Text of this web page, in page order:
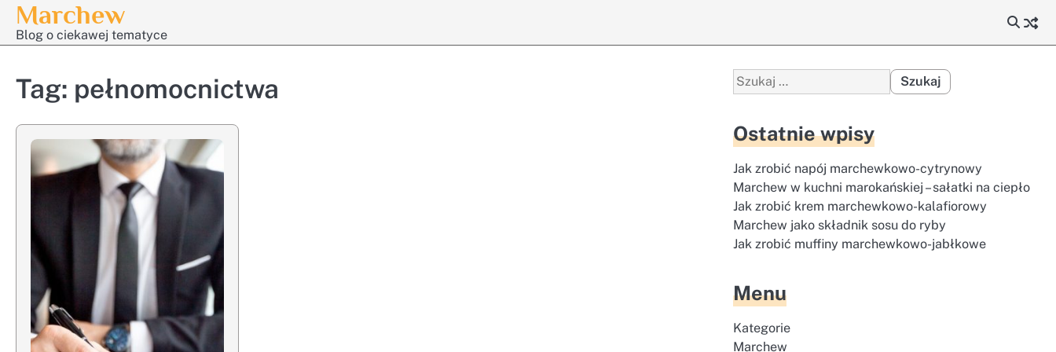
Skip
content
Marchew
Blog o ciekawej tematyce
Tag: pełnomocnictwa Szukaj:
Ostatnie wpisy
Jak zrobić napój marchewkowo-cytrynowy
Marchew w kuchni marokańskiej – sałatki na ciepło
Jak zrobić krem marchewkowo-kalafiorowy
Marchew jako składnik sosu do ryby
Jak zrobić muffiny marchewkowo-jabłkowe
Menu
Kategorie
Marchew